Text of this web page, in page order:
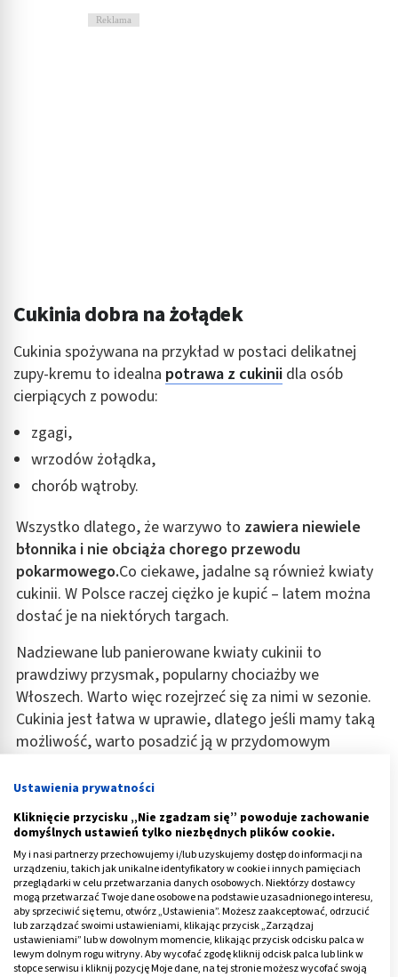
Reklama
Cukinia dobra na żołądek
Cukinia spożywana na przykład w postaci delikatnej
zupy-kremu to idealna potrawa z cukinii dla osób
cierpiących z powodu:
zgagi,
wrzodów żołądka,
chorób wątroby.
Wszystko dlatego, że warzywo to zawiera niewiele
błonnika i nie obciąża chorego przewodu
pokarmowego.Co ciekawe, jadalne są również kwiaty
cukinii. W Polsce raczej ciężko je kupić – latem można
dostać je na niektórych targach.
Nadziewane lub panierowane kwiaty cukinii to
prawdziwy przysmak, popularny chociażby we
Włoszech. Warto więc rozejrzeć się za nimi w sezonie.
Cukinia jest łatwa w uprawie, dlatego jeśli mamy taką
możliwość, warto posadzić ją w przydomowym
Jak działa ozonator żywności? Zobacz nasz test
redakcyjny:
Ustawienia prywatności
Kliknięcie przycisku „Nie zgadzam się” powoduje zachowanie
domyślnych ustawień tylko niezbędnych plików cookie.
My i nasi partnerzy przechowujemy i/lub uzyskujemy dostęp do informacji na
urządzeniu, takich jak unikalne identyfikatory w cookie i innych pamięciach
przeglądarki w celu przetwarzania danych osobowych. Niektórzy dostawcy
mogą przetwarzać Twoje dane osobowe na podstawie uzasadnionego interesu,
aby sprzeciwić się temu, otwórz „Ustawienia”. Możesz zaakceptować, odrzucić
lub zarządzać swoimi ustawieniami, klikając przycisk „Zarządzaj
ustawieniami” lub w dowolnym momencie, klikając przycisk odcisku palca w
lewym dolnym rogu witryny. Aby wycofać zgodę kliknij odcisk palca lub link w
stopce serwisu i kliknij pozycję Moje dane, na tej stronie możesz wycofać swoją